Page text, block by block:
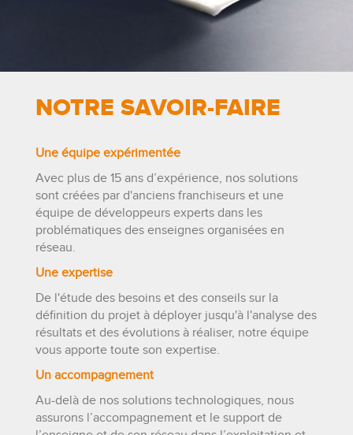
NOTRE SAVOIR-FAIRE
Une équipe expérimentée
Avec plus de 15 ans d’expérience, nos solutions
sont créées par d'anciens franchiseurs et une
équipe de développeurs experts dans les
problématiques des enseignes organisées en
réseau.
Une expertise
De l'étude des besoins et des conseils sur la
définition du projet à déployer jusqu'à l'analyse des
résultats et des évolutions à réaliser, notre équipe
vous apporte toute son expertise.
Un accompagnement
Au-delà de nos solutions technologiques, nous
assurons l’accompagnement et le support de